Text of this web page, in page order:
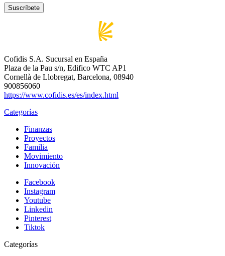
Cofidis S.A. Sucursal en España
Plaza de la Pau s/n, Edifico WTC AP1
Cornellà de Llobregat, Barcelona, 08940
900856060
https://www.cofidis.es/es/index.html
Categorías
Finanzas
Proyectos
Familia
Movimiento
Innovación
Facebook
Instagram
Youtube
Linkedin
Pinterest
Tiktok
Categorías